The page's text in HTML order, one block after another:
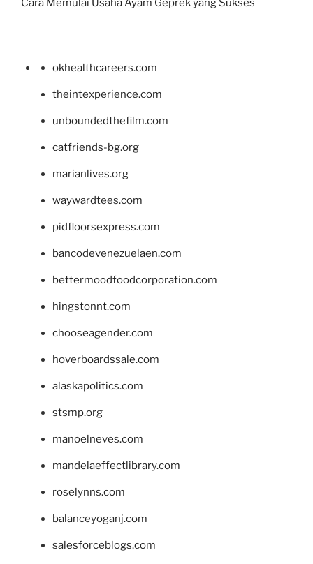
Cara Memulai Usaha Ayam Geprek yang Sukses
okhealthcareers.com
theintexperience.com
unboundedthefilm.com
catfriends-bg.org
marianlives.org
waywardtees.com
pidfloorsexpress.com
bancodevenezuelaen.com
bettermoodfoodcorporation.com
hingstonnt.com
chooseagender.com
hoverboardssale.com
alaskapolitics.com
stsmp.org
manoelneves.com
mandelaeffectlibrary.com
roselynns.com
balanceyoganj.com
salesforceblogs.com